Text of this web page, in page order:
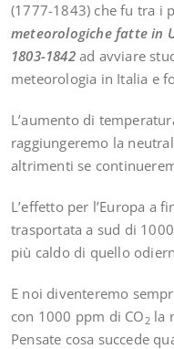
(1777-1843) che fu tra i
meteorologiche fatte in
1803-1842ad avviare
meteorologia in Italia e
L’aumento di
raggiungeremo la
altrimenti se
L’effetto per l’Europa a
trasportata a sud di
più caldo di quello
E noi diventeremo
con 1000 ppm di CO 2la
Pensate cosa succede